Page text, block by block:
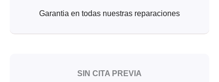
Garantia en todas nuestras reparaciones
SIN CITA PREVIA